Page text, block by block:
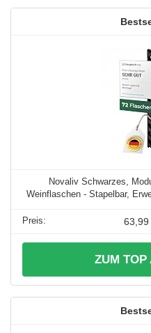
Novaliv Schwarzes,
Weinflaschen - Stapelbar,
63,99
ZUM TOP